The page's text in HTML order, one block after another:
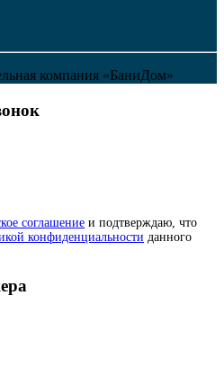
компания «БаниДом»
соглашение и подтверждаю, что
конфиденциальности данного